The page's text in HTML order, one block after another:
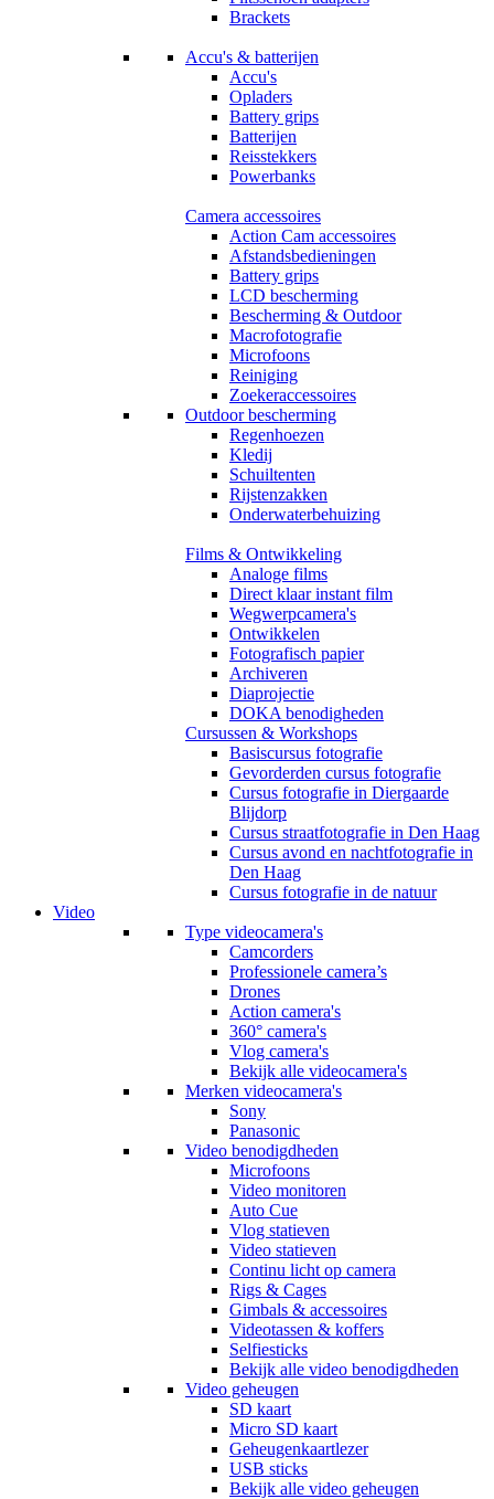
Brackets
Accu's & batterijen
Accu's
Opladers
Battery grips
Batterijen
Reisstekkers
Powerbanks
Camera accessoires
Action Cam accessoires
Afstandsbedieningen
Battery grips
LCD bescherming
Bescherming & Outdoor
Macrofotografie
Microfoons
Reiniging
Zoekeraccessoires
Outdoor bescherming
Regenhoezen
Kledij
Schuiltenten
Rijstenzakken
Onderwaterbehuizing
Films & Ontwikkeling
Analoge films
Direct klaar instant film
Wegwerpcamera's
Ontwikkelen
Fotografisch papier
Archiveren
Diaprojectie
DOKA benodigheden
Cursussen & Workshops
Basiscursus fotografie
Gevorderden cursus fotografie
Cursus fotografie in Diergaarde
Blijdorp
Cursus straatfotografie in Den Haag
Cursus avond en nachtfotografie in
Den Haag
Cursus fotografie in de natuur
Video
Type videocamera's
Camcorders
Professionele camera’s
Drones
Action camera's
360° camera's
Vlog camera's
Bekijk alle videocamera's
Merken videocamera's
Sony
Panasonic
Video benodigdheden
Microfoons
Video monitoren
Auto Cue
Vlog statieven
Video statieven
Continu licht op camera
Rigs & Cages
Gimbals & accessoires
Videotassen & koffers
Selfiesticks
Bekijk alle video benodigdheden
Video geheugen
SD kaart
Micro SD kaart
Geheugenkaartlezer
USB sticks
Bekijk alle video geheugen